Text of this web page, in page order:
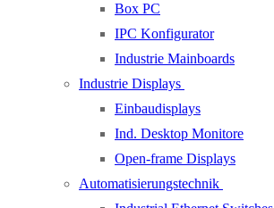
Box PC
IPC Konfigurator
Industrie Mainboards
Industrie Displays
Einbaudisplays
Ind. Desktop Monitore
Open-frame Displays
Automatisierungstechnik